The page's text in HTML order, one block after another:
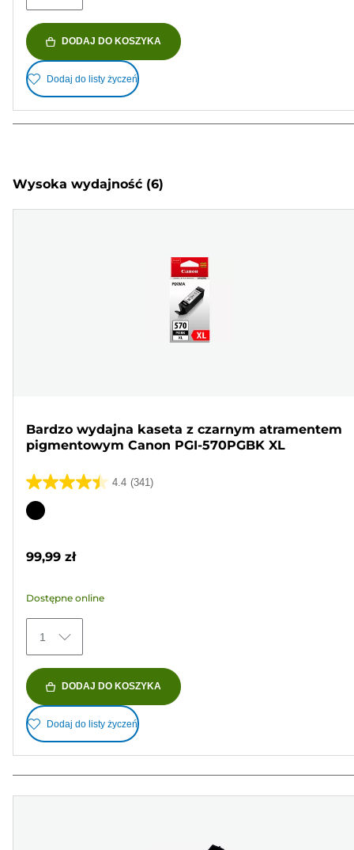
DODAJ DO KOSZYKA
Dodaj do listy życzeń
Wysoka wydajność (6)
Bardzo wydajna kaseta z czarnym atramentem
pigmentowym Canon PGI-570PGBK XL
4.4 (341)
4.4
na
341
Wkład
99,99 zł
Dostępne online
1
DODAJ DO KOSZYKA
Dodaj do listy życzeń